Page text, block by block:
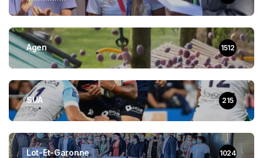
Agen 1512
SUA 215
Lot-Et-Garonne 1024